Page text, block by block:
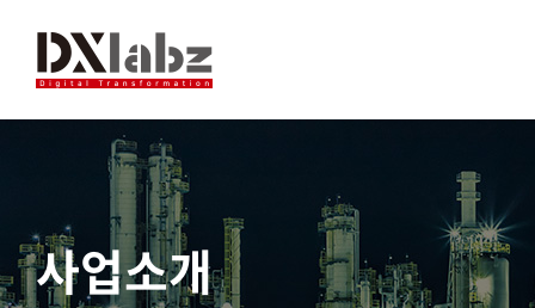
사업소개